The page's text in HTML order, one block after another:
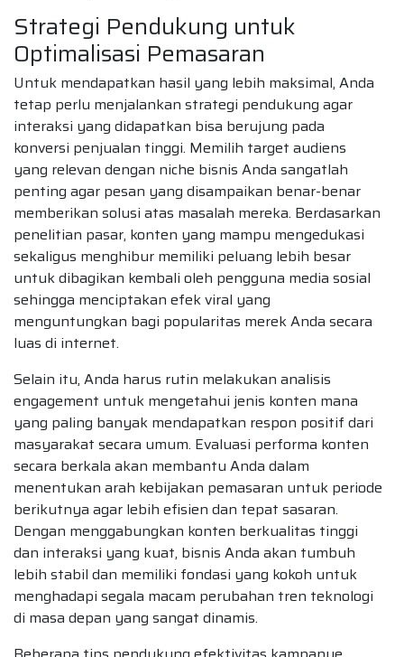
Strategi Pendukung untuk
Optimalisasi Pemasaran
Untuk mendapatkan hasil yang lebih maksimal, Anda
tetap perlu menjalankan strategi pendukung agar
interaksi yang didapatkan bisa berujung pada
konversi penjualan tinggi. Memilih target audiens
yang relevan dengan niche bisnis Anda sangatlah
penting agar pesan yang disampaikan benar-benar
memberikan solusi atas masalah mereka. Berdasarkan
penelitian pasar, konten yang mampu mengedukasi
sekaligus menghibur memiliki peluang lebih besar
untuk dibagikan kembali oleh pengguna media sosial
sehingga menciptakan efek viral yang
menguntungkan bagi popularitas merek Anda secara
luas di internet.
Selain itu, Anda harus rutin melakukan analisis
engagement untuk mengetahui jenis konten mana
yang paling banyak mendapatkan respon positif dari
masyarakat secara umum. Evaluasi performa konten
secara berkala akan membantu Anda dalam
menentukan arah kebijakan pemasaran untuk periode
berikutnya agar lebih efisien dan tepat sasaran.
Dengan menggabungkan konten berkualitas tinggi
dan interaksi yang kuat, bisnis Anda akan tumbuh
lebih stabil dan memiliki fondasi yang kokoh untuk
menghadapi segala macam perubahan tren teknologi
di masa depan yang sangat dinamis.